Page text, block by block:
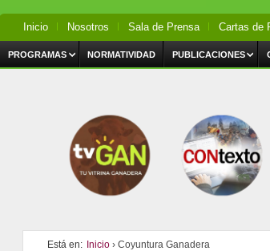
Inicio Nosotros Sala de Prensa Cartas de
PROGRAMAS NORMATIVIDAD PUBLICACIONES
Está en: Inicio › Coyuntura Ganadera